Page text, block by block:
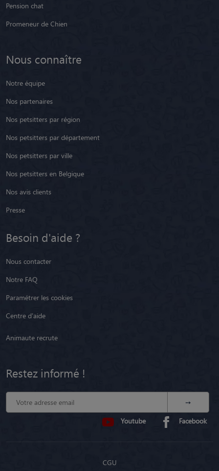
Pension chat
Promeneur de Chien
Nous connaître
Notre équipe
Nos partenaires
Nos petsitters par région
Nos petsitters par département
Nos petsitters par ville
Nos petsitters en Belgique
Nos avis clients
Presse
Besoin d'aide ?
Nous contacter
Notre FAQ
Paramétrer les cookies
Centre d'aide
Animaute recrute
Restez informé !
Youtube Facebook
CGU